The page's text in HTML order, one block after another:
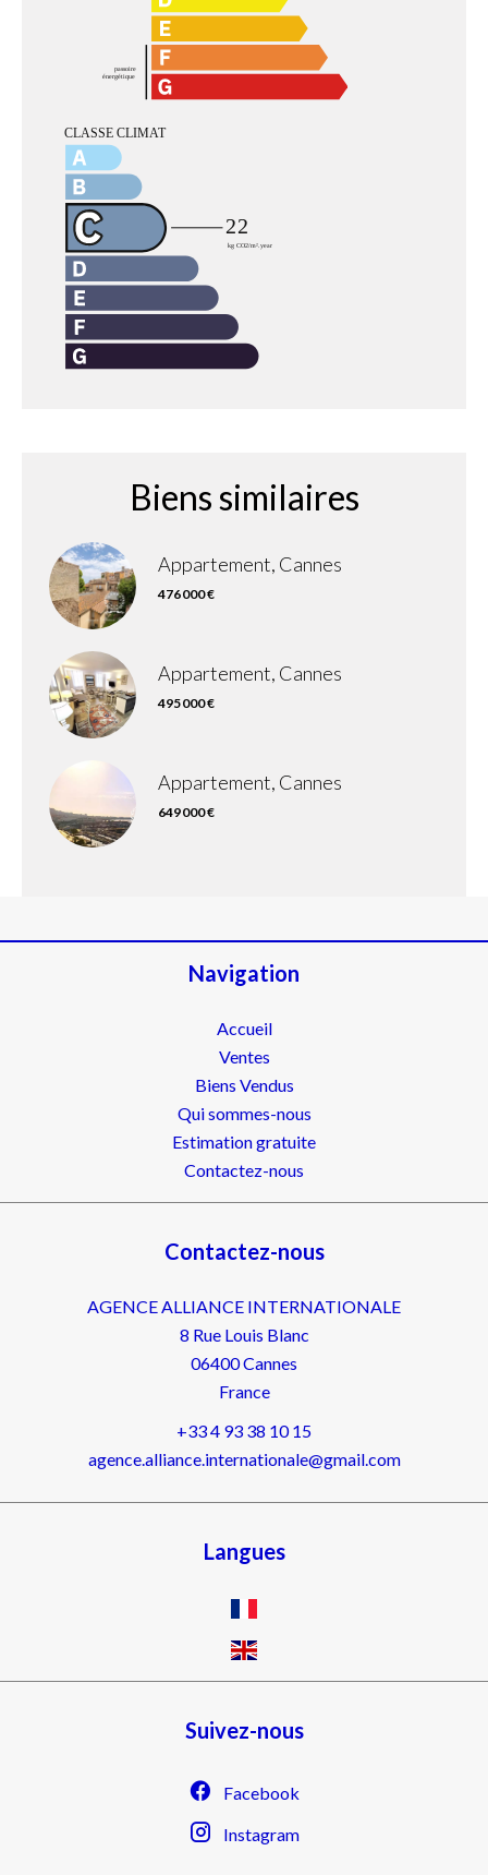
Biens similaires
Appartement, Cannes
476 000 €
Appartement, Cannes
495 000 €
Appartement, Cannes
649 000 €
Navigation
Accueil
Ventes
Biens Vendus
Qui sommes-nous
Estimation gratuite
Contactez-nous
Contactez-nous
AGENCE ALLIANCE INTERNATIONALE
8 Rue Louis Blanc
06400Cannes
France
+33 4 93 38 10 15
agence.alliance.internationale@gmail.com
Langues
Suivez-nous
Facebook
Instagram